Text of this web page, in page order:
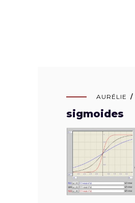
AURÉLIE
sigmoides